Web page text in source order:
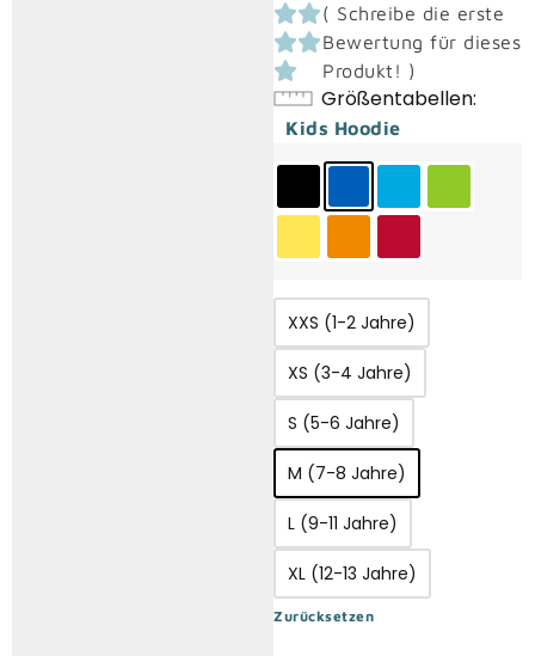
( Schreibe die erste
Bewertung für dieses
Produkt! )
Größentabellen
Kids Hoodie
XXS (1-2 Jahre)
XS (3-4 Jahre)
S (5-6 Jahre)
M (7-8 Jahre)
L (9-11 Jahre)
XL (12-13 Jahre)
Zurücksetzen